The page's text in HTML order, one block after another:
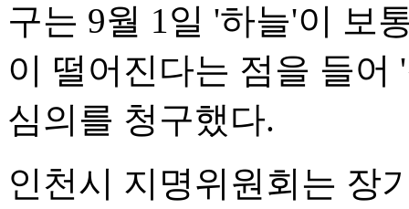
구는 9월 1일 '하늘'이 보
이 떨어진다는 점을 들어
심의를 청구했다.
인천시 지명위원회는 장